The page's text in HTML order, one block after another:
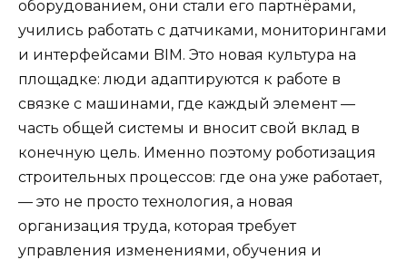
оборудованием, они стали его партнёрами,
учились работать с датчиками, мониторингами
и интерфейсами BIM. Это новая культура на
площадке: люди адаптируются к работе в
связке с машинами, где каждый элемент —
часть общей системы и вносит свой вклад в
конечную цель. Именно поэтому роботизация
строительных процессов: где она уже работает,
— это не просто технология, а новая
организация труда, которая требует
управления изменениями, обучения и